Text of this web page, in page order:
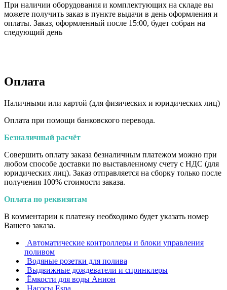
При наличии оборудования и комплектующих на складе вы
можете получить заказ в пункте выдачи в день оформления и
оплаты. Заказ, оформленный после 15:00, будет собран на
следующий день
Оплата
Наличными или картой (для физических и юридических лиц)
Оплата при помощи банковского перевода.
Безналичный расчёт
Совершить оплату заказа безналичным платежом можно при
любом способе доставки по выставленному счету с НДС (для
юридических лиц). Заказ отправляется на сборку только после
получения 100% стоимости заказа.
Оплата по реквизитам
В комментарии к платежу необходимо будет указать номер
Вашего заказа.
Автоматические контроллеры и блоки управления
поливом
Водяные розетки для полива
Выдвижные дождеватели и спринклеры
Ёмкости для воды Анион
Насосы Espa